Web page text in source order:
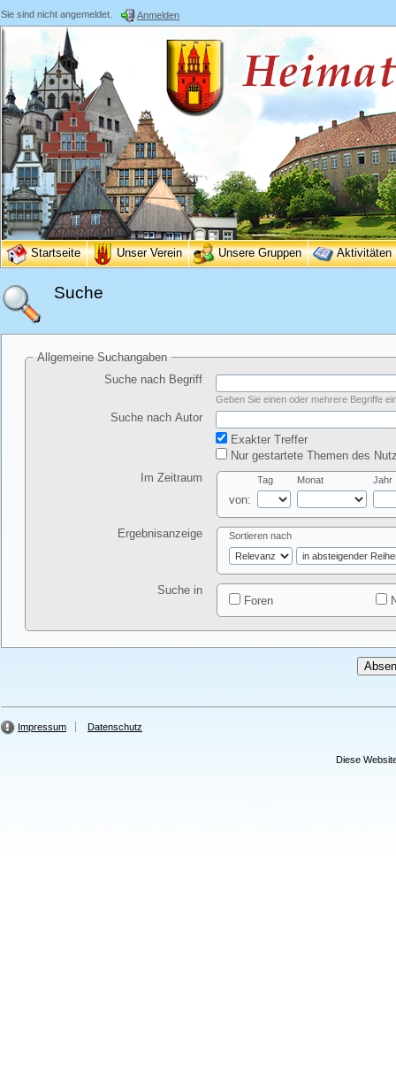
Sie sind nicht angemeldet. Anmelden
Startseite Unser Verein Unsere Gruppen Aktivitäten
Suche
Allgemeine Suchangaben
Suche nach Begriff
Geben Sie einen oder mehrere Begriffe
Suche nach Autor
Exakter Treffer
Nur gestartete Themen des
Im Zeitraum
von:
Tag Monat Jahr
Ergebnisanzeige Sortieren nach
Suche in
Foren
Impressum Datenschutz
Diese